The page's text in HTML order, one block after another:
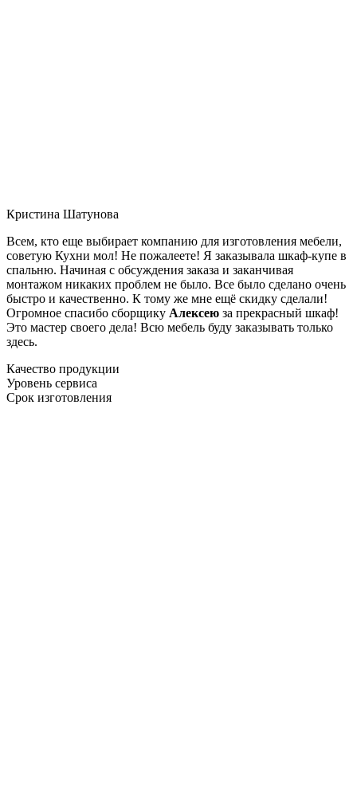
Кристина Шатунова
Всем, кто еще выбирает компанию для изготовления мебели,
советую Кухни мол! Не пожалеете! Я заказывала шкаф-купе в
спальню. Начиная с обсуждения заказа и заканчивая
монтажом никаких проблем не было. Все было сделано очень
быстро и качественно. К тому же мне ещё скидку сделали!
Огромное спасибо сборщику Алексею за прекрасный шкаф!
Это мастер своего дела! Всю мебель буду заказывать только
здесь.
Качество продукции
Уровень сервиса
Срок изготовления